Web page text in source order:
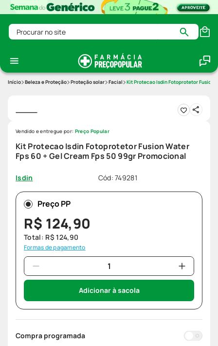
Procurar no site
Beleza e Proteção Proteção solar Facial Kit Protecao Isdin Fotoprotetor Fusion
Kit Protecao Isdin Fotoprotetor Fusion Water
Fps 60 + Gel Cream Fps 50 99gr Promocional
Isdin Cód:749281
Vendido e entregue por: Preço Popular
Preço PP
R$ 124,90
Total: R$ 124,90
Formas de pagamento
Adicionar à sacola
Compra programada